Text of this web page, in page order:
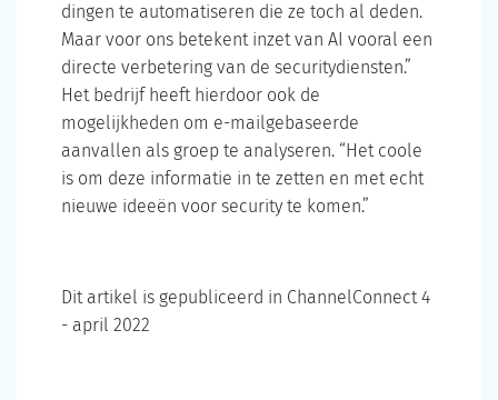
dingen te automatiseren die ze toch al deden.
Maar voor ons betekent inzet van AI vooral een
directe verbetering van de securitydiensten.”
Het bedrijf heeft hierdoor ook de
mogelijkheden om e-mailgebaseerde
aanvallen als groep te analyseren. “Het coole
is om deze informatie in te zetten en met echt
nieuwe ideeën voor security te komen.”
Dit artikel is gepubliceerd in ChannelConnect 4
- april 2022